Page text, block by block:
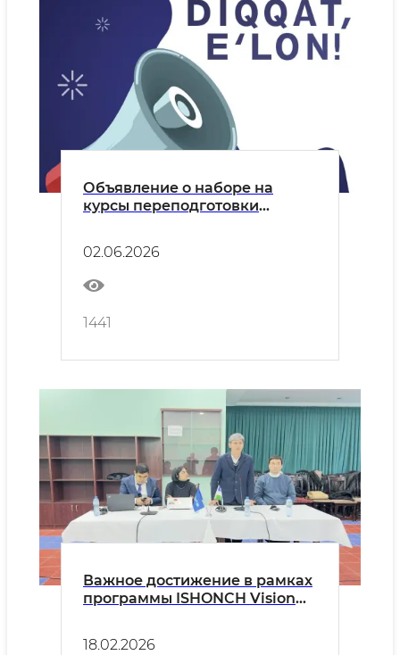
Объявление о наборе на
курсы переподготовки
02.06.2026
1441
Важное достижение в рамках
программы ISHONCH Vision
18.02.2026